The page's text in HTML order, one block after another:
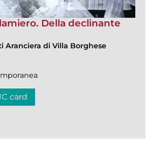
Della declinante
Aranciera di Villa Borghese
card